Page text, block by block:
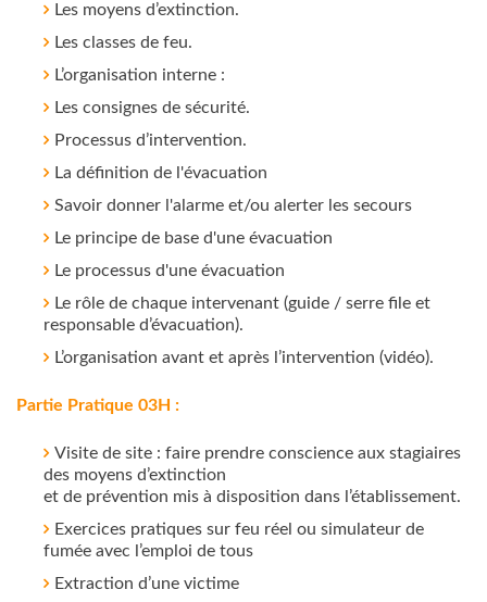
Les moyens d’extinction.
Les classes de feu.
L’organisation interne :
Les consignes de sécurité.
Processus d’intervention.
La définition de l'évacuation
Savoir donner l'alarme et/ou alerter les secours
Le principe de base d'une évacuation
Le processus d'une évacuation
Le rôle de chaque intervenant (guide / serre file et
responsable d’évacuation).
L’organisation avant et après l’intervention (vidéo).
Partie Pratique 03H :
Visite de site : faire prendre conscience aux stagiaires
des moyens d’extinction
et de prévention mis à disposition dans l’établissement.
Exercices pratiques sur feu réel ou simulateur de
fumée avec l’emploi de tous
Extraction d’une victime